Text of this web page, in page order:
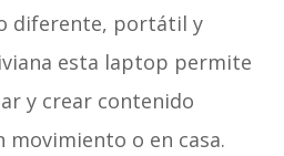
diferente, portátil y
esta laptop permite
y crear contenido
movimiento o en casa.